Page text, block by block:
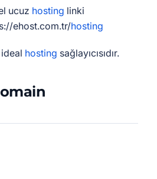
ucuz hosting linki
ehost.com.tr/hosting
hosting sağlayıcısıdır.